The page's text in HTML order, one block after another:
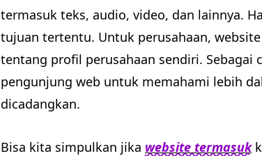
termasuk teks, audio, video, dan lainnya.
tujuan tertentu. Untuk perusahaan,
tentang profil perusahaan sendiri. Sebagai
pengunjung web untuk memahami lebih
dicadangkan.
Bisa kita simpulkan jika website termasuk